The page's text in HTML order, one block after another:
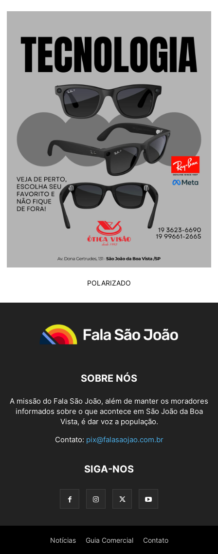
POLARIZADO
SOBRE NÓS
A missão do Fala São João, além de manter os moradores
informados sobre o que acontece em São João da Boa
Vista, é dar voz a população.
Contato: pix@falasaojao.com.br
SIGA-NOS
Notícias Guia Comercial Contato